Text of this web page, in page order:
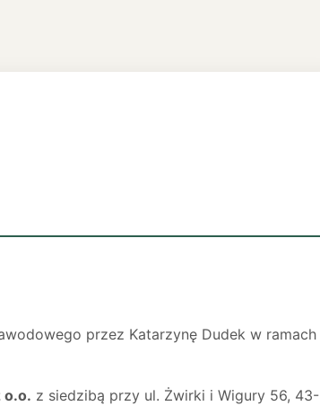
przez Katarzynę Dudek w ramach
o.o. z siedzibą przy ul. Żwirki i Wigury 56, 43-